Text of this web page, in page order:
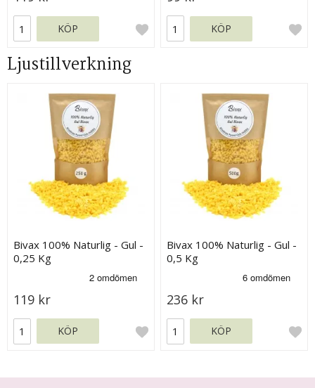
KÖP KÖP
Ljustillverkning
Bivax 100% Naturlig - Gul -
0,25 Kg
119 kr
KÖP
Bivax 100% Naturlig - Gul -
0,5 Kg
236 kr
KÖP